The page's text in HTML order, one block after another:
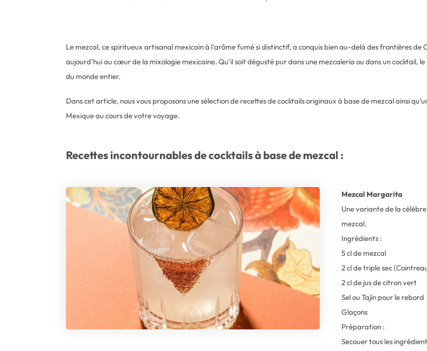
Le mezcal, ce spiritueux artisanal mexicain à l’arôme fumé si distinctif, a conquis bien au-delà des frontières de
aujourd’hui au cœur de la mixologie mexicaine. Qu’il soit dégusté pur dans une mezcalería ou dans un cocktail,
du monde entier.
Dans cet article, nous vous proposons une sélection de recettes de cocktails originaux à base de mezcal ainsi
Mexique au cours de votre voyage.
Recettes incontournables de cocktails à base de mezcal :
Mezcal Margarita
Une variante de la
mezcal.
Ingrédients :
5 cl de mezcal
2 cl de triple sec
2 cl de jus de citron vert
Sel ou Tajín pour le rebord
Glaçons
Préparation :
Secouer tous les